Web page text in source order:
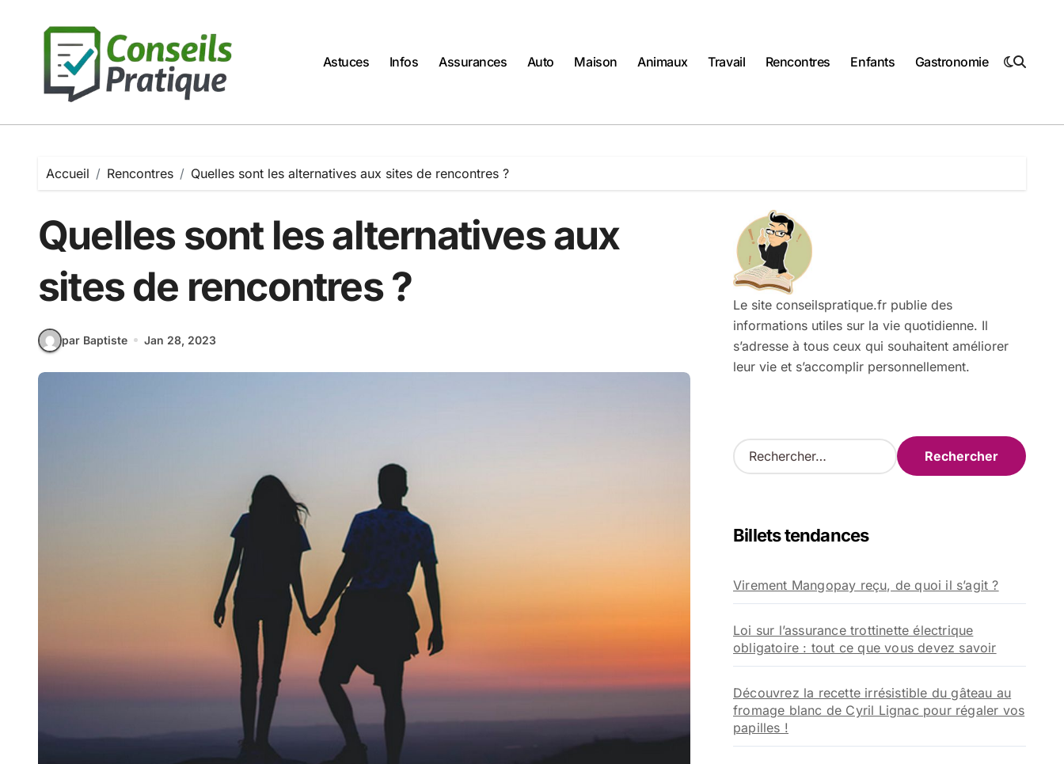
Astuces
Infos Assurances Auto Maison Animaux Travail Rencontres Enfants Gastronomie
Accueil Rencontres Quelles sont les alternatives aux sites de rencontres ?
Quelles sont les alternatives aux
sites de rencontres ?
par Baptiste Jan 28, 2023
Le site conseilspratique.fr publie des
informations utiles sur la vie quotidienne. Il
s’adresse à tous ceux qui souhaitent améliorer
leur vie et s’accomplir personnellement.
R
e
r
e
r
:
Billets tendances
Virement Mangopay reçu, de quoi il s’agit ?
Loi sur l’assurance trottinette électrique
obligatoire : tout ce que vous devez savoir
Découvrez la recette irrésistible du gâteau au
fromage blanc de Cyril Lignac pour régaler vos
papilles !